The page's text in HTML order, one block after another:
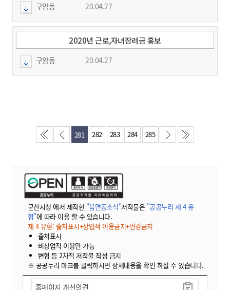
구암동 20.04.27
2020년 근로,자녀장려금 홍보
구암동 20.04.27
281 282 283 284 285
군산시청 에서 제작한 "읍면동소식"저작물은 "공공누리 제 4 유
형"에 따라 이용 할 수 있습니다.
제 4 유형: 출처표시+상업적 이용금지+변경금지
출처표시
비상업적 이용만 가능
변형 등 2차적 저작물 작성 금지
※ 공공누리 마크를 클릭하시면 상세내용을 확인 하실 수 있습니다.
홈페이지 개선의견